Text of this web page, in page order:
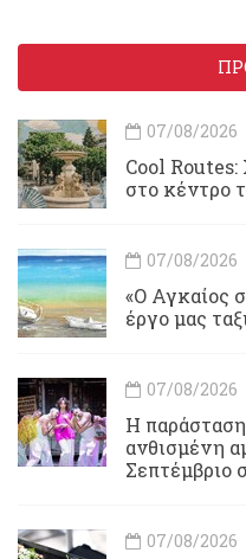
07/08/2026
Cool
στο κέντρο
07/08/2026
«Ο Αγκαίος
έργο μας
07/08/2026
Η
ανθισμένη
Σεπτέμβριο
07/08/2026